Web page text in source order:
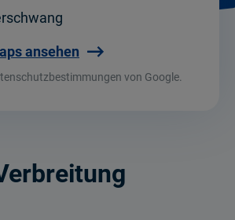
ansehen
von Google.